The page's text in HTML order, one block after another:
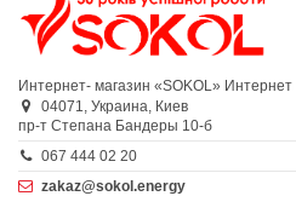
Интернет- магазин «SOKOL» Интернет
04071, Украина, Киев
пр-т Степана Бандеры 10-б
067 444 02 20
zakaz@sokol.energy